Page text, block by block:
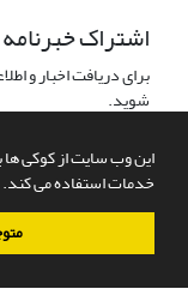
این وب سایت از کوکی ها
خدمات استفاده می کند.
اشتراک خبرنامه
برای دریافت اخبار و
شوید.
سامانه مدیریت